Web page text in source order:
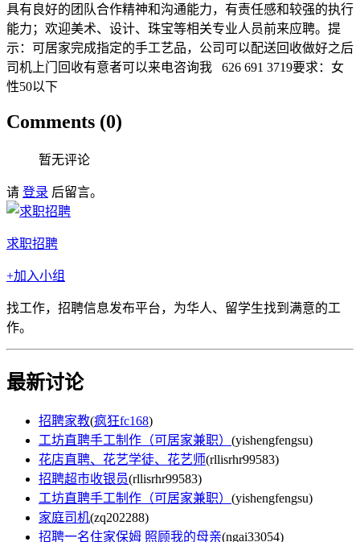
具有良好的团队合作精神和沟通能力，有责任感和较强的执行
能力；欢迎美术、设计、珠宝等相关专业人员前来应聘。提
示：可居家完成指定的手工艺品，公司可以配送回收做好之后
司机上门回收有意者可以来电咨询我 626 691 3719要求：女
性50以下
Comments (0)
暂无评论
请 登录 后留言。
求职招聘
+加入小组
找工作，招聘信息发布平台，为华人、留学生找到满意的工
作。
最新讨论
招聘家教(疯狂fc168)
工坊直聘手工制作（可居家兼职） (yishengfengsu)
花店直聘、花艺学徒、花艺师(rllisrhr99583)
招聘超市收银员(rllisrhr99583)
工坊直聘手工制作（可居家兼职） (yishengfengsu)
家庭司机(zq202288)
招聘一名住家保姆 照顾我的母亲(ngai33054)